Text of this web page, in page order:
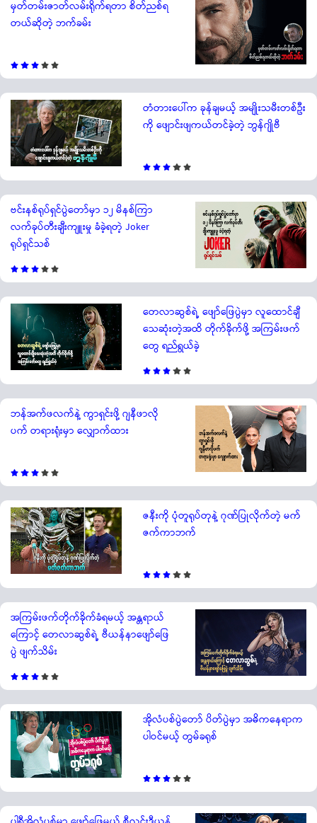
မှတ်တမ်းဇာတ်လမ်းရိုက်ရတာ စိတ်ညစ်ရ
တယ်ဆိုတဲ့ ဘက်ခမ်း
တံတားပေါ်က ခုန်ချမယ့် အမျိုးသမီးတစ်ဦး
ကို ဖျောင်းဖျကယ်တင်ခဲ့တဲ့ ဘွန်ဂျိုဗီ
ဗင်းနစ်ရုပ်ရှင်ပွဲတော်မှာ ၁၂ မိနစ်ကြာ
လက်ခုပ်တီးချီးကျူးမှု ခံခဲ့ရတဲ့ Joker
ရုပ်ရှင်သစ်
တေလာဆွစ်ရဲ့ ဖျော်ဖြေပွဲမှာ လူထောင်ချီ
သေဆုံးတဲ့အထိ တိုက်ခိုက်ဖို့ အကြမ်းဖက်
တွေ ရည်ရွယ်ခဲ့
ဘန်အက်ဖလက်နဲ့ ကွာရှင်းဖို့ ဂျနီဖာလို
ပက် တရားရုံးမှာ လျှောက်ထား
ဇနီးကို ပုံတူရုပ်တုနဲ့ ဂုဏ်ပြုလိုက်တဲ့ မက်
ဇက်ကာဘက်
အကြမ်းဖက်တိုက်ခိုက်ခံရမယ့် အန္တရာယ်
ကြောင့် တေလာဆွစ်ရဲ့ ဗီယန်နာဖျော်ဖြေ
ပွဲ ဖျက်သိမ်း
အိုလံပစ်ပွဲတော် ပိတ်ပွဲမှာ အဓိကနေရာက
ပါဝင်မယ့် တွမ်ခရုစ်